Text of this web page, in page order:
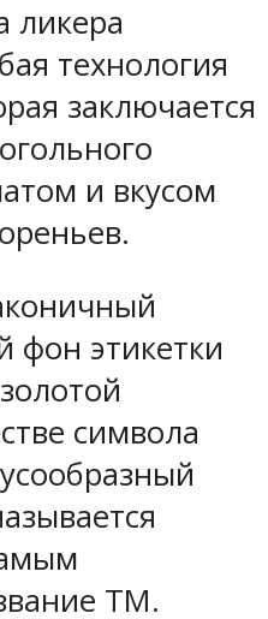
ликера
технология
заключается
и вкусом
фон этикетки
символа
ТМ.